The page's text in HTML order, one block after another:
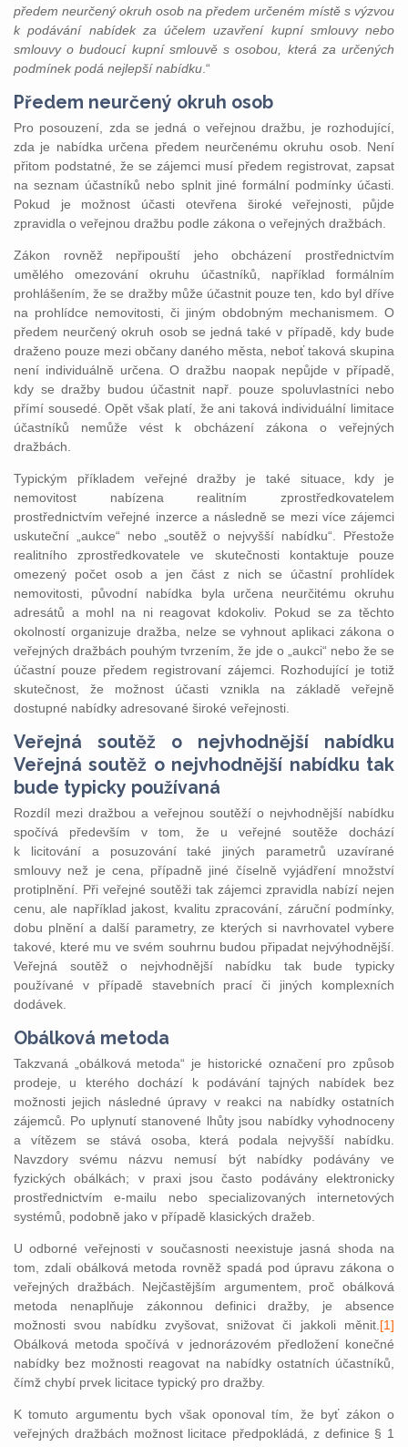
předem neurčený okruh osob na předem určeném místě s výzvou
k podávání nabídek za účelem uzavření kupní smlouvy nebo
smlouvy o budoucí kupní smlouvě s osobou, která za určených
podmínek podá nejlepší nabídku .“
Předem neurčený okruh osob
Pro posouzení, zda se jedná o veřejnou dražbu, je rozhodující,
zda je nabídka určena předem neurčenému okruhu osob. Není
přitom podstatné, že se zájemci musí předem registrovat, zapsat
na seznam účastníků nebo splnit jiné formální podmínky účasti.
Pokud je možnost účasti otevřena široké veřejnosti, půjde
zpravidla o veřejnou dražbu podle zákona o veřejných dražbách.
Zákon rovněž nepřipouští jeho obcházení prostřednictvím
umělého omezování okruhu účastníků, například formálním
prohlášením, že se dražby může účastnit pouze ten, kdo byl dříve
na prohlídce nemovitosti, či jiným obdobným mechanismem. O
předem neurčený okruh osob se jedná také v případě, kdy bude
draženo pouze mezi občany daného města, neboť taková skupina
není individuálně určena. O dražbu naopak nepůjde v případě,
kdy se dražby budou účastnit např. pouze spoluvlastníci nebo
přímí sousedé. Opět však platí, že ani taková individuální limitace
účastníků nemůže vést k obcházení zákona o veřejných
dražbách.
Typickým příkladem veřejné dražby je také situace, kdy je
nemovitost nabízena realitním zprostředkovatelem
prostřednictvím veřejné inzerce a následně se mezi více zájemci
uskuteční „aukce“ nebo „soutěž o nejvyšší nabídku“. Přestože
realitního zprostředkovatele ve skutečnosti kontaktuje pouze
omezený počet osob a jen část z nich se účastní prohlídek
nemovitosti, původní nabídka byla určena neurčitému okruhu
adresátů a mohl na ni reagovat kdokoliv. Pokud se za těchto
okolností organizuje dražba, nelze se vyhnout aplikaci zákona o
veřejných dražbách pouhým tvrzením, že jde o „aukci“ nebo že se
účastní pouze předem registrovaní zájemci. Rozhodující je totiž
skutečnost, že možnost účasti vznikla na základě veřejně
dostupné nabídky adresované široké veřejnosti.
Veřejná soutěž o nejvhodnější nabídku
Veřejná soutěž o nejvhodnější nabídku tak
bude typicky používaná
Rozdíl mezi dražbou a veřejnou soutěží o nejvhodnější nabídku
spočívá především v tom, že u veřejné soutěže dochází
k licitování a posuzování také jiných parametrů uzavírané
smlouvy než je cena, případně jiné číselně vyjádření množství
protiplnění. Při veřejné soutěži tak zájemci zpravidla nabízí nejen
cenu, ale například jakost, kvalitu zpracování, záruční podmínky,
dobu plnění a další parametry, ze kterých si navrhovatel vybere
takové, které mu ve svém souhrnu budou připadat nejvýhodnější.
Veřejná soutěž o nejvhodnější nabídku tak bude typicky
používané v případě stavebních prací či jiných komplexních
dodávek.
Obálková metoda
Takzvaná „obálková metoda“ je historické označení pro způsob
prodeje, u kterého dochází k podávání tajných nabídek bez
možnosti jejich následné úpravy v reakci na nabídky ostatních
zájemců. Po uplynutí stanovené lhůty jsou nabídky vyhodnoceny
a vítězem se stává osoba, která podala nejvyšší nabídku.
Navzdory svému názvu nemusí být nabídky podávány ve
fyzických obálkách; v praxi jsou často podávány elektronicky
prostřednictvím e-mailu nebo specializovaných internetových
systémů, podobně jako v případě klasických dražeb.
U odborné veřejnosti v současnosti neexistuje jasná shoda na
tom, zdali obálková metoda rovněž spadá pod úpravu zákona o
veřejných dražbách. Nejčastějším argumentem, proč obálková
metoda nenaplňuje zákonnou definici dražby, je absence
možnosti svou nabídku zvyšovat, snižovat či jakkoli měnit. [1]
Obálková metoda spočívá v jednorázovém předložení konečné
nabídky bez možnosti reagovat na nabídky ostatních účastníků,
čímž chybí prvek licitace typický pro dražby.
K tomuto argumentu bych však oponoval tím, že byť zákon o
veřejných dražbách možnost licitace předpokládá, z definice § 1